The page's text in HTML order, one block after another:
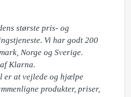
største pris- og
Vi har godt 200
Norge og Sverige.
Klarna.
er at vejlede og hjælpe
produkter, priser,